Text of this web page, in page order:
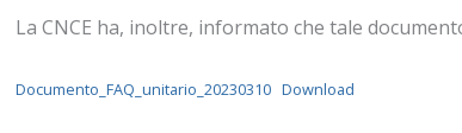
La CNCE ha, inoltre, informato che tale
Documento_FAQ_unitario_20230310 Download